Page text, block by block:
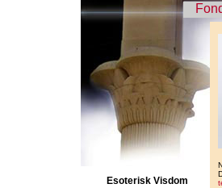
Esoterisk Visdom